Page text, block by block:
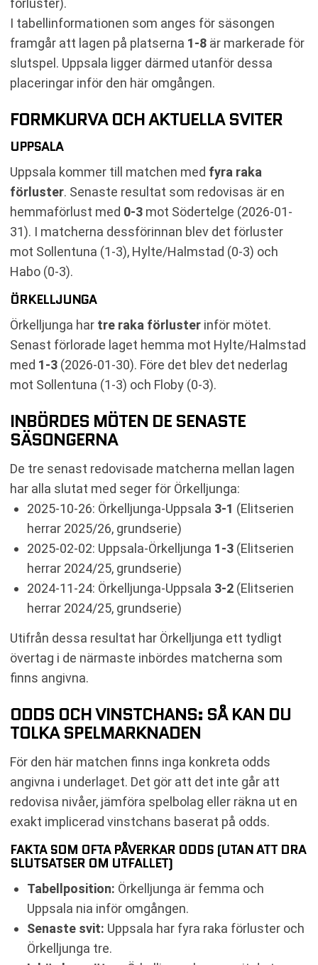
I tabellinformationen som anges för säsongen
framgår att lagen på platserna 1-8 är markerade för
slutspel. Uppsala ligger därmed utanför dessa
placeringar inför den här omgången.
FORMKURVA OCH AKTUELLA SVITER
UPPSALA
Uppsala kommer till matchen med fyra raka
förluster. Senaste resultat som redovisas är en
hemmaförlust med 0-3 mot Södertelge (2026-01-
31). I matcherna dessförinnan blev det förluster
mot Sollentuna (1-3), Hylte/Halmstad (0-3) och
Habo (0-3).
ÖRKELLJUNGA
Örkelljunga har tre raka förluster inför mötet.
Senast förlorade laget hemma mot Hylte/Halmstad
med 1-3 (2026-01-30). Före det blev det nederlag
mot Sollentuna (1-3) och Floby (0-3).
INBÖRDES MÖTEN DE SENASTE
SÄSONGERNA
De tre senast redovisade matcherna mellan lagen
har alla slutat med seger för Örkelljunga:
2025-10-26: Örkelljunga-Uppsala 3-1 (Elitserien
herrar 2025/26, grundserie)
2025-02-02: Uppsala-Örkelljunga 1-3 (Elitserien
herrar 2024/25, grundserie)
2024-11-24: Örkelljunga-Uppsala 3-2 (Elitserien
herrar 2024/25, grundserie)
Utifrån dessa resultat har Örkelljunga ett tydligt
övertag i de närmaste inbördes matcherna som
finns angivna.
ODDS OCH VINSTCHANS: SÅ KAN DU
TOLKA SPELMARKNADEN
För den här matchen finns inga konkreta odds
angivna i underlaget. Det gör att det inte går att
redovisa nivåer, jämföra spelbolag eller räkna ut en
exakt implicerad vinstchans baserat på odds.
FAKTA SOM OFTA PÅVERKAR ODDS (UTAN ATT DRA
SLUTSATSER OM UTFALLET)
Tabellposition: Örkelljunga är femma och
Uppsala nia inför omgången.
Senaste svit: Uppsala har fyra raka förluster och
Örkelljunga tre.